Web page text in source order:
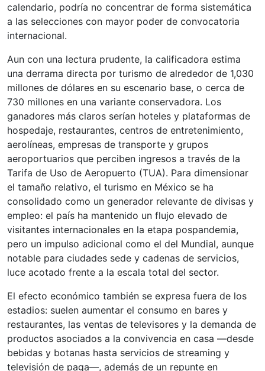
calendario, podría no concentrar de forma sistemática
a las selecciones con mayor poder de convocatoria
internacional.
Aun con una lectura prudente, la calificadora estima
una derrama directa por turismo de alrededor de 1,030
millones de dólares en su escenario base, o cerca de
730 millones en una variante conservadora. Los
ganadores más claros serían hoteles y plataformas de
hospedaje, restaurantes, centros de entretenimiento,
aerolíneas, empresas de transporte y grupos
aeroportuarios que perciben ingresos a través de la
Tarifa de Uso de Aeropuerto (TUA). Para dimensionar
el tamaño relativo, el turismo en México se ha
consolidado como un generador relevante de divisas y
empleo: el país ha mantenido un flujo elevado de
visitantes internacionales en la etapa pospandemia,
pero un impulso adicional como el del Mundial, aunque
notable para ciudades sede y cadenas de servicios,
luce acotado frente a la escala total del sector.
El efecto económico también se expresa fuera de los
estadios: suelen aumentar el consumo en bares y
restaurantes, las ventas de televisores y la demanda de
productos asociados a la convivencia en casa —desde
bebidas y botanas hasta servicios de streaming y
televisión de paga—, además de un repunte en